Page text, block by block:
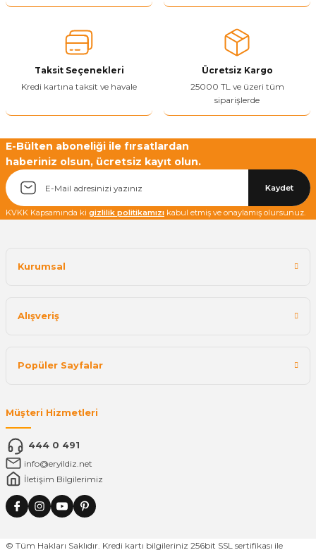
Ürün bilgilerinde hatalar bulunuyor.
Ürün fiyatı diğer sitelerden daha pahalı.
Bu ürüne benzer farklı alternatifler olmalı.
Yetkiliye Gönder
Taksit Seçenekleri
Kredi kartına taksit ve havale
Ücretsiz Kargo
25000 TL ve üzeri tüm
siparişlerde
E-Bülten aboneliği ile fırsatlardan
haberiniz olsun, ücretsiz kayıt olun.
Kaydet
KVKK Kapsamında ki gizlilik politikamızı kabul etmiş ve onaylamış olursunuz.
Kurumsal
Alışveriş
Popüler Sayfalar
Müşteri Hizmetleri
444 0 491
info@eryildiz.net
İletişim Bilgilerimiz
© Tüm Hakları Saklıdır. Kredi kartı bilgileriniz 256bit SSL sertifikası ile